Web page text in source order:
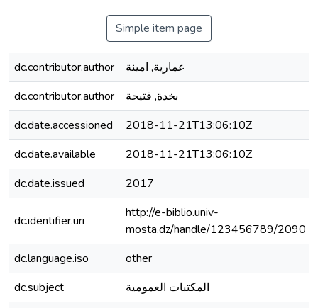
Simple item page
dc.contributor.author
عمارية, امينة
dc.contributor.author
بخدة, فتيحة
dc.date.accessioned
2018-11-21T13:06:10Z
dc.date.available
2018-11-21T13:06:10Z
dc.date.issued
2017
dc.identifier.uri
http://e-biblio.univ-
mosta.dz/handle/123456789/2090
dc.language.iso
other
dc.subject
المكتبات العمومية